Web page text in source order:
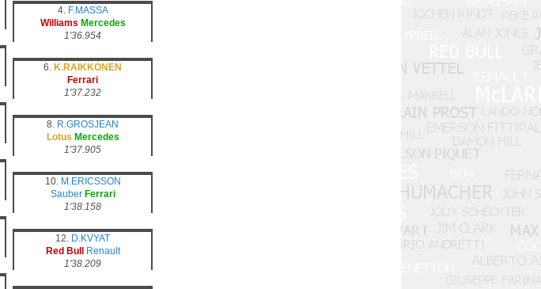
4. F.MASSA
Williams Mercedes
1'36.954
6. K.RAIKKONEN
Ferrari
1'37.232
8. R.GROSJEAN
Lotus Mercedes
1'37.905
10. M.ERICSSON
Sauber Ferrari
1'38.158
12. D.KVYAT
Red Bull
Renault
1'38.209